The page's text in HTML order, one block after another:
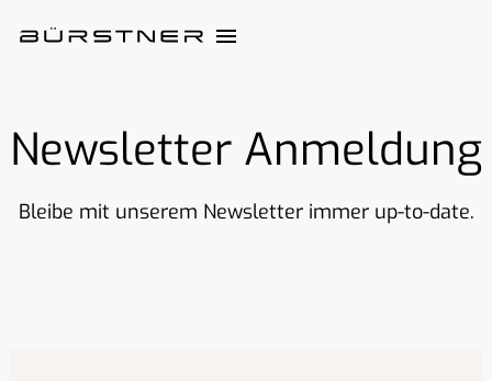
Newsletter Anmeldung
Bleibe mit unserem Newsletter immer up-to-date.